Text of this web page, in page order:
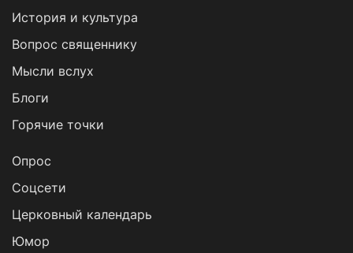
История и культура
Вопрос священнику
Мысли вслух
Блоги
Горячие точки
Опрос
Cоцсети
Церковный календарь
Юмор